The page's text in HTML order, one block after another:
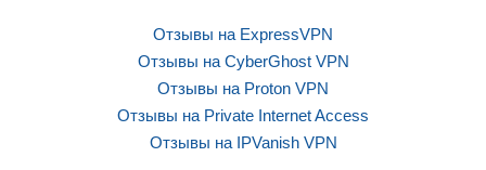
Отзывы на ExpressVPN
Отзывы на CyberGhost VPN
Отзывы на Proton VPN
Отзывы на Private Internet Access
Отзывы на IPVanish VPN